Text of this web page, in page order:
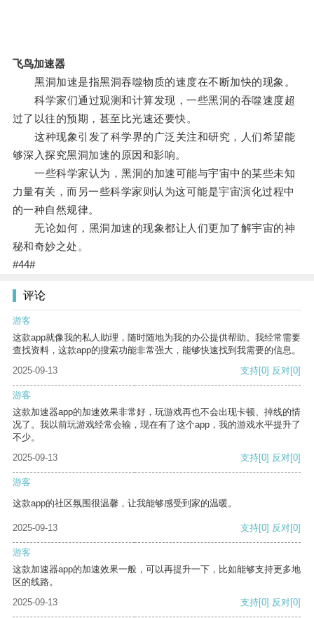
飞鸟加速器
黑洞加速是指黑洞吞噬物质的速度在不断加快的现象。
科学家们通过观测和计算发现，一些黑洞的吞噬速度超
过了以往的预期，甚至比光速还要快。
这种现象引发了科学界的广泛关注和研究，人们希望能
够深入探究黑洞加速的原因和影响。
一些科学家认为，黑洞的加速可能与宇宙中的某些未知
力量有关，而另一些科学家则认为这可能是宇宙演化过程中
的一种自然规律。
无论如何，黑洞加速的现象都让人们更加了解宇宙的神
秘和奇妙之处。
#44#
评论
游客
这款app就像我的私人助理，随时随地为我的办公提供帮助。我经常需要
查找资料，这款app的搜索功能非常强大，能够快速找到我需要的信息。
2025-09-13
支持[0] 反对[0]
游客
这款加速器app的加速效果非常好，玩游戏再也不会出现卡顿、掉线的情
况了。我以前玩游戏经常会输，现在有了这个app，我的游戏水平提升了
不少。
2025-09-13
支持[0] 反对[0]
游客
这款app的社区氛围很温馨，让我能够感受到家的温暖。
2025-09-13 支持[0] 反对[0]
游客
这款加速器app的加速效果一般，可以再提升一下，比如能够支持更多地
区的线路。
2025-09-13
支持[0] 反对[0]